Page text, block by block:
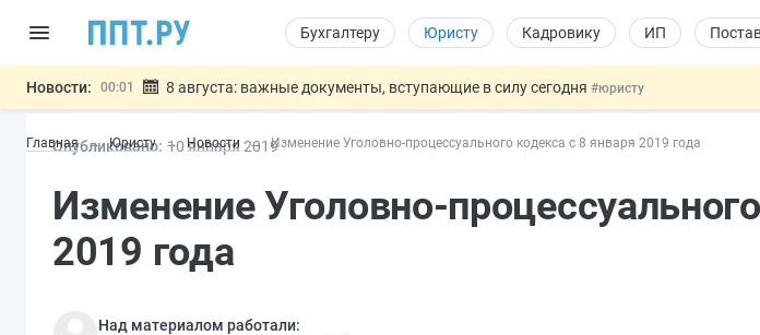
Бухгалтеру Юристу Кадровику ИП
Новости: 00:01 8 августа: важные документы, вступающие в силу сегодня #юристу
07.08 Дистанционную работу беременных пропишут в ТК РФ#кадровику
07.08
Важно Разработают единые критерии трудовых и ГПХ-отношений #кадровику
Главная Юристу Новости Изменение Уголовно-процессуального кодекса с 8 января 2019 года
Опубликовано: 10 января 2019
Изменение Уголовно-
2019 года
Над материалом работали: